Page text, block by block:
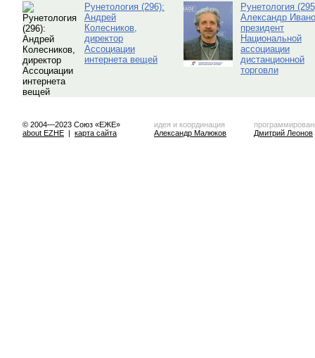
Рунетология (296):
Андрей
Колесников,
директор
Ассоциации
интернета вещей
Рунетология
Александр
президент
Национальной
ассоциации
дистанционной
торговли
© 2004—2023 Союз «ЕЖЕ»
about EZHE | карта сайта
идея и координация
Александр Малюков
Дмитрий Леонов